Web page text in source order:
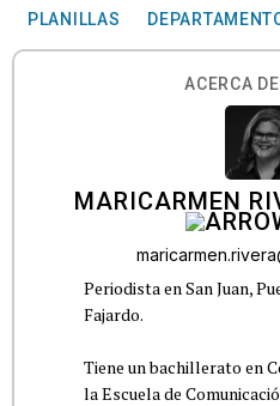
PLANILLAS
ACERCA
MARICARMEN
Periodista en San Juan,
Fajardo.
Tiene un bachillerato en
la Escuela de